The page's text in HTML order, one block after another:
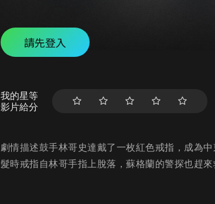
請先登入
我的星等
影片給分
劇情描述鼓手林哥史達戴了一枚紅色戒指，成為
髮時戒指自林哥手指上脫落，蘇格蘭的警探也趕來